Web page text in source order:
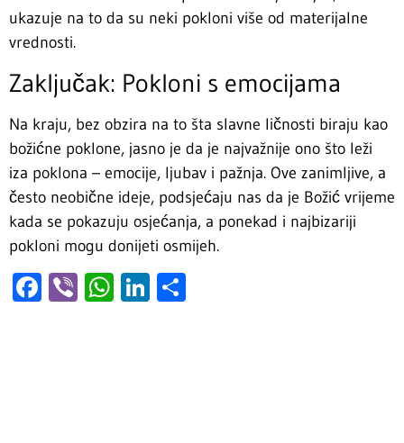
ukazuje na to da su neki pokloni više od materijalne
vrednosti.
Zaključak: Pokloni s emocijama
Na kraju, bez obzira na to šta slavne ličnosti biraju kao
božićne poklone, jasno je da je najvažnije ono što leži
iza poklona – emocije, ljubav i pažnja. Ove zanimljive, a
često neobične ideje, podsjećaju nas da je Božić vrijeme
kada se pokazuju osjećanja, a ponekad i najbizariji
pokloni mogu donijeti osmijeh.
Facebook
ViberWhatsApp
LinkedIn